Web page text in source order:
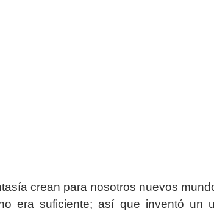
crean para nosotros nuevos
era suficiente; así que inventó un